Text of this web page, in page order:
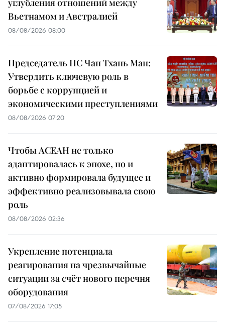
углубления отношений между
Вьетнамом и Австралией
08/08/2026 08:00
Председатель НС Чан Тхань Ман:
Утвердить ключевую роль в
борьбе с коррупцией и
экономическими преступлениями
08/08/2026 07:20
Чтобы АСЕАН не только
адаптировалась к эпохе, но и
активно формировала будущее и
эффективно реализовывала свою
роль
08/08/2026 02:36
Укрепление потенциала
реагирования на чрезвычайные
ситуации за счёт нового перечня
оборудования
07/08/2026 17:05